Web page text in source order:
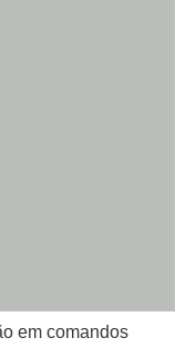
em comandos